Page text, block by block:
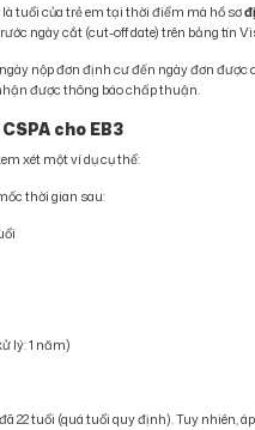
tuổi của trẻ em tại thời điểm mà hồ sơ
ngày cắt (cut-off date) trên bảng tin
nộp đơn định cư đến ngày đơn
được thông báo chấp thuận.
cho EB3
xét một ví dụ cụ thể:
thời gian sau:
lý: 1 năm)
22 tuổi (quá tuổi quy định). Tuy nhiên,